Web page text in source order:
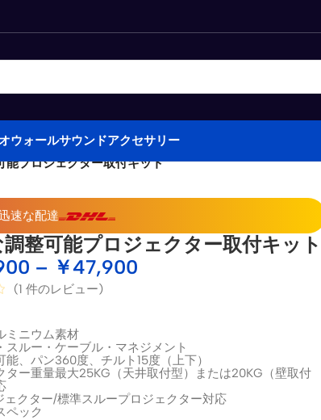
ウォールサウンドアクセサリー
能プロジェクター取付キット
速な配達
調整可能プロジェクター取付キット
– ￥47,900
(1 件のレビュー)
ミニウム素材
スルー・ケーブル・マネジメント
能、パン360度、チルト15度（上下）
ター重量最大25KG（天井取付型）または20KG（壁取付
ェクター/標準スループロジェクター対応
ペック